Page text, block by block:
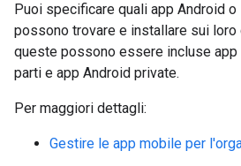
Puoi specificare quali app Android o
possono trovare e installare sui
queste possono essere incluse
parti e app Android private.
Per maggiori dettagli:
Gestire le app mobile per